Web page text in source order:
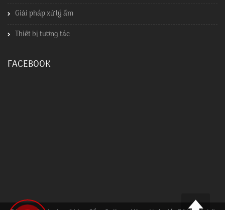
Giải pháp xử lý ẩm
Thiết bị tương tác
FACEBOOK